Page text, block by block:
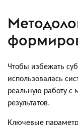
Чтобы избежать
использовалась
реальную работу с
результатов.
Ключевые